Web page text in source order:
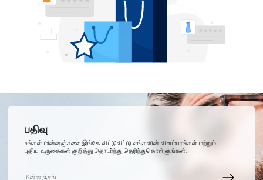
பதிவு
உங்கள் மின்னஞ்சலை இங்கே விட்டுவிட்டு எங்களின் விளம்பரங்கள் மற்றும்
புதிய வருகைகள் குறித்து தொடர்ந்து தெரிந்துகொள்ளுங்கள்.